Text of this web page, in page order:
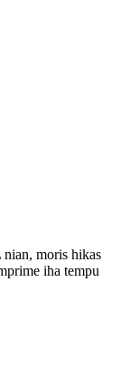
moris hikas
iha tempu